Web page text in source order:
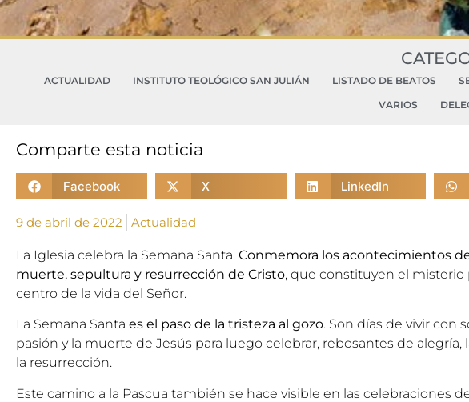
ACTUALIDAD INSTITUTO TEOLÓGICO SAN JULIÁN LISTADO DE BEATOS
VARIOS
Comparte esta noticia
Facebook X LinkedIn
9 de abril de 2022 Actualidad
La Iglesia celebra la Semana Santa. Conmemora los acontecimientos
muerte, sepultura y resurrección de Cristo, que constituyen el misterio
centro de la vida del Señor.
La Semana Santa es el paso de la tristeza al gozo. Son días de vivir con
pasión y la muerte de Jesús para luego celebrar, rebosantes de alegría,
la resurrección.
Este camino a la Pascua también se hace visible en las celebraciones